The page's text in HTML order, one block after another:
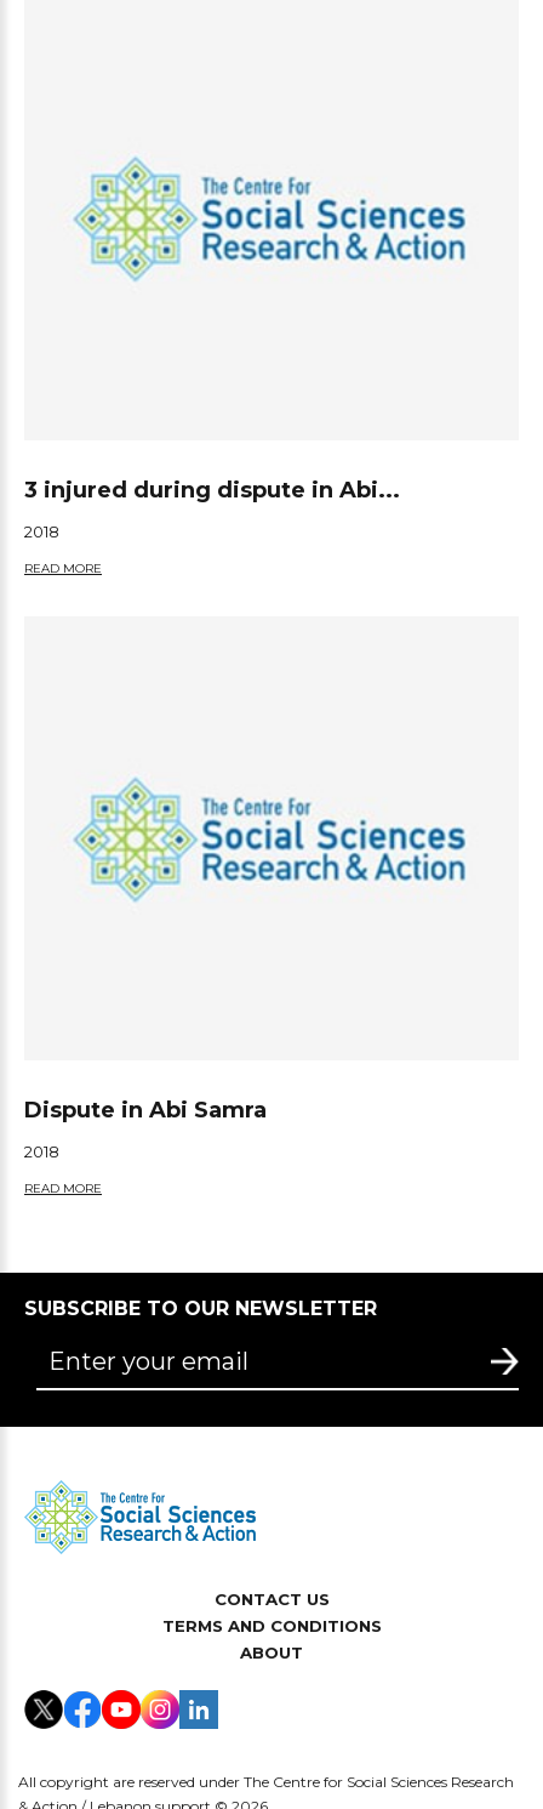
3 injured during dispute in Abi...
2018
READ MORE
Dispute in Abi Samra
2018
READ MORE
SUBSCRIBE TO OUR NEWSLETTER
CONTACT US
TERMS AND CONDITIONS
ABOUT
All copyright are reserved under The Centre for Social Sciences Research